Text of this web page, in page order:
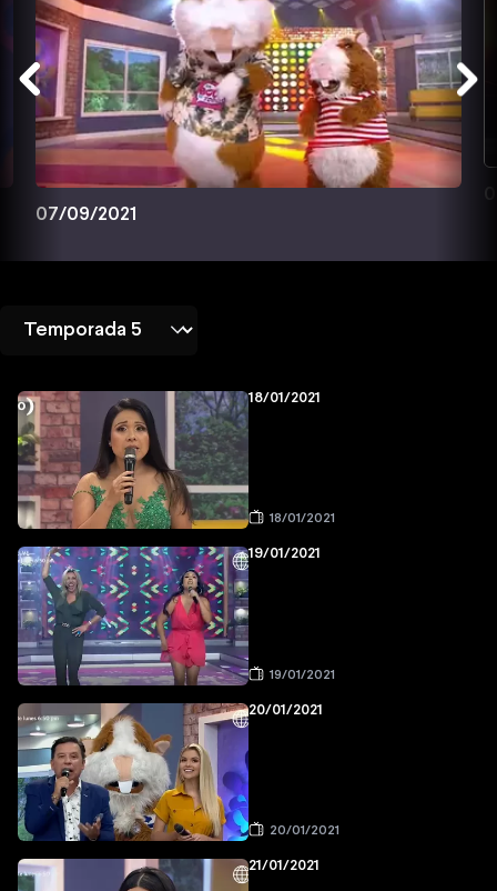
07/09/2021
18/01/2021
18/01/2021
19/01/2021
19/01/2021
20/01/2021
20/01/2021
21/01/2021